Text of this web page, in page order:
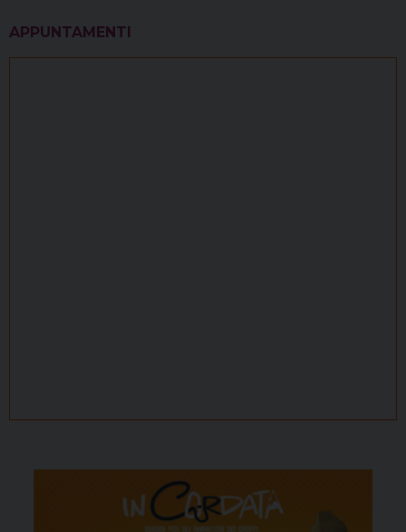
APPUNTAMENTI